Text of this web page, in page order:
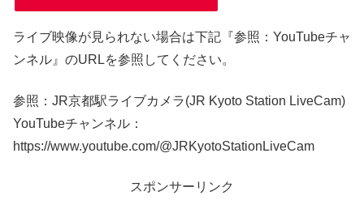
ライブ映像が見られない場合は下記『参照：YouTubeチャ
ンネル』のURLを参照してください。
参照：JR京都駅ライブカメラ(JR Kyoto Station LiveCam)
YouTubeチャンネル：
https://www.youtube.com/@JRKyotoStationLiveCam
スポンサーリンク